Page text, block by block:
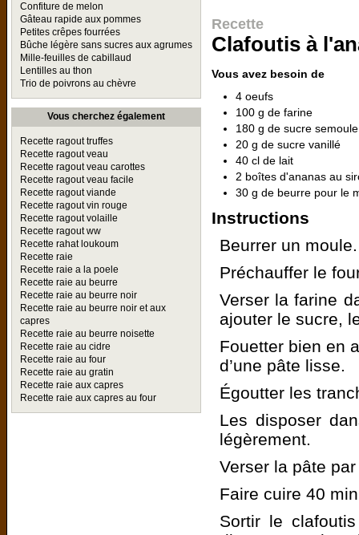
Confiture de melon
Gâteau rapide aux pommes
Petites crêpes fourrées
Bûche légère sans sucres aux agrumes
Mille-feuilles de cabillaud
Lentilles au thon
Trio de poivrons au chèvre
Vous cherchez également
Recette ragout truffes
Recette ragout veau
Recette ragout veau carottes
Recette ragout veau facile
Recette ragout viande
Recette ragout vin rouge
Recette ragout volaille
Recette ragout ww
Recette rahat loukoum
Recette raie
Recette raie a la poele
Recette raie au beurre
Recette raie au beurre noir
Recette raie au beurre noir et aux
capres
Recette raie au beurre noisette
Recette raie au cidre
Recette raie au four
Recette raie au gratin
Recette raie aux capres
Recette raie aux capres au four
Recette
Clafoutis à
Vous avez besoin de
4 oeufs
100 g de farine
180 g de sucre semoule
20 g de sucre vanillé
40 cl de lait
2 boîtes d'ananas au
30 g de beurre pour le
Instructions
Beurrer un moule.
Préchauffer le
Verser la farine
ajouter le sucre,
Fouetter bien en
d’une pâte lisse.
Égoutter les
Les disposer
légèrement.
Verser la pâte
Faire cuire 40
Sortir le